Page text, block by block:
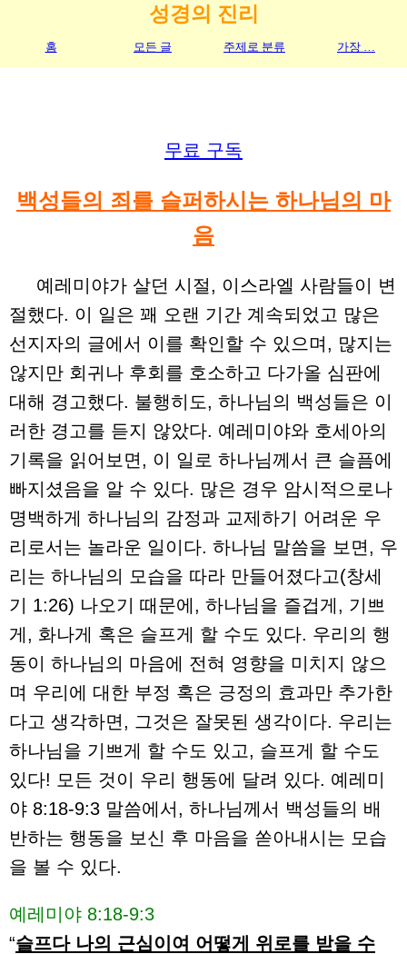
성경의 진리
홈 모든 글 주제로 분류 가장 …
무료 구독
백성들의 죄를 슬퍼하시는 하나님의 마
음
예레미야가 살던 시절, 이스라엘 사람들이 변
절했다. 이 일은 꽤 오랜 기간 계속되었고 많은
선지자의 글에서 이를 확인할 수 있으며, 많지는
않지만 회귀나 후회를 호소하고 다가올 심판에
대해 경고했다. 불행히도, 하나님의 백성들은 이
러한 경고를 듣지 않았다. 예레미야와 호세아의
기록을 읽어보면, 이 일로 하나님께서 큰 슬픔에
빠지셨음을 알 수 있다. 많은 경우 암시적으로나
명백하게 하나님의 감정과 교제하기 어려운 우
리로서는 놀라운 일이다. 하나님 말씀을 보면, 우
리는 하나님의 모습을 따라 만들어졌다고(창세
기 1:26) 나오기 때문에, 하나님을 즐겁게, 기쁘
게, 화나게 혹은 슬프게 할 수도 있다. 우리의 행
동이 하나님의 마음에 전혀 영향을 미치지 않으
며 우리에 대한 부정 혹은 긍정의 효과만 추가한
다고 생각하면, 그것은 잘못된 생각이다. 우리는
하나님을 기쁘게 할 수도 있고, 슬프게 할 수도
있다! 모든 것이 우리 행동에 달려 있다. 예레미
야 8:18-9:3 말씀에서, 하나님께서 백성들의 배
반하는 행동을 보신 후 마음을 쏟아내시는 모습
을 볼 수 있다.
예레미야 8:18-9:3
“슬프다 나의 근심이여 어떻게 위로를 받을 수